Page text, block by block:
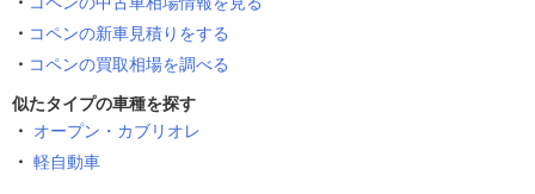
コペンの新車見積りをする
コペンの買取相場を調べる
似たタイプの車種を探す
オープン・カブリオレ
軽自動車